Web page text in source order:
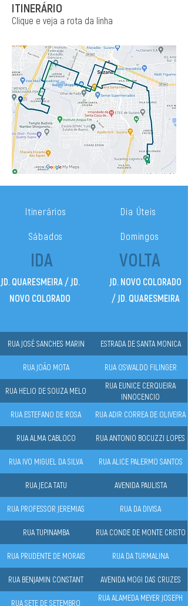
ITINERÁRIO
Clique e veja a rota da linha
Itinerários
Sábados
IDA
Dia Úteis
Domingos
VOLTA
JD. QUARESMEIRA / JD.
NOVO COLORADO
JD. NOVO COLORADO
/ JD. QUARESMEIRA
RUA JOSÉ SANCHES MARIN ESTRADA DE SANTA MONICA
RUA JOÃO MOTA RUA OSWALDO FILINGER
RUA HELIO DE SOUZA MELO
RUA EUNICE CERQUEIRA
INNOCENCIO
RUA ESTEFANO DE ROSA
RUA ADIR CORREA DE OLIVEIRA
RUA ALMA CABLOCO RUA ANTONIO BOCUZZI LOPES
RUA IVO MIGUEL DA SILVA RUA ALICE PALERMO SANTOS
RUA JECA TATU AVENIDA PAULISTA
RUA PROFESSOR JEREMIAS RUA DA DIVISA
RUA TUPINAMBA RUA CONDE DE MONTE CRISTO
RUA PRUDENTE DE MORAIS RUA DA TURMALINA
RUA BENJAMIN CONSTANT AVENIDA MOGI DAS CRUZES
RUA SETE DE SETEMBRO
RUA ALAMEDA MEYER JOSEPH